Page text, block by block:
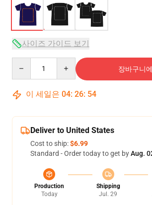
사이즈 가이드 보기
장바구니
이 세일은 04: 26: 54
Deliver to United States
Cost to ship:$6.99
Standard - Order today to get byAug.
Production
Today
Shipping
Jul. 29